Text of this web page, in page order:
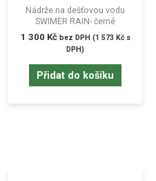
Nádrže na dešťovou vodu
SWIMER RAIN- černé
1 300 Kč bez DPH (1 573 Kčs
DPH)
Přidat do košíku